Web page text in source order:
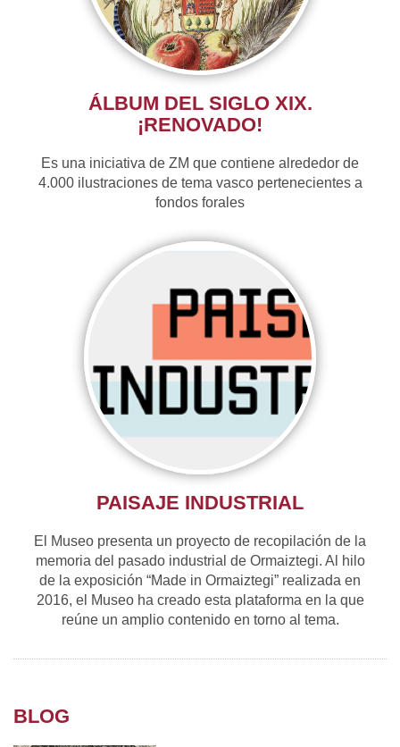
ÁLBUM DEL SIGLO XIX.
¡RENOVADO!
Es una iniciativa de ZM que contiene alrededor de
4.000 ilustraciones de tema vasco pertenecientes a
fondos forales
PAISAJE INDUSTRIAL
El Museo presenta un proyecto de recopilación de la
memoria del pasado industrial de Ormaiztegi. Al hilo
de la exposición “Made in Ormaiztegi” realizada en
2016, el Museo ha creado esta plataforma en la que
reúne un amplio contenido en torno al tema.
BLOG